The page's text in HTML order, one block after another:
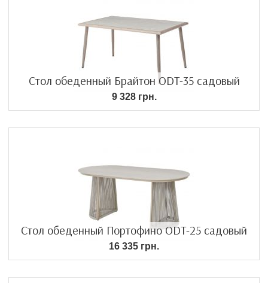
Стол обеденный Брайтон ODT-35 садовый
9 328 грн.
Стол обеденный Портофино ODT-25 садовый
16 335 грн.